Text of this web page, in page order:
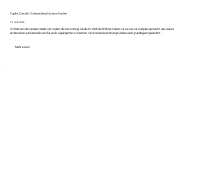
Copilot Cowork: So berechnest du eure Kosten
12. Juli 2026
Im Rahmen der Update-Welle von Copilot, die seit Anfang Juli die KI-Welt durchflutet, haben wir es uns zur Aufgabe gemacht, das Ganze
ein bisschen aufzudröseln und für euch zugänglicher zu machen. Die Kostenberechnungen haben sich grundlegend geändert...
Mehr Lesen